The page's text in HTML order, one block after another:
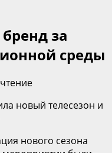
за
среды
новый телесезон и
нового сезона